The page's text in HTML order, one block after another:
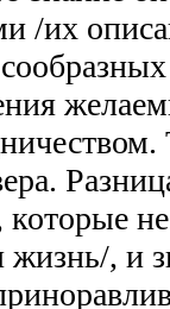
/их
жизнь/, и